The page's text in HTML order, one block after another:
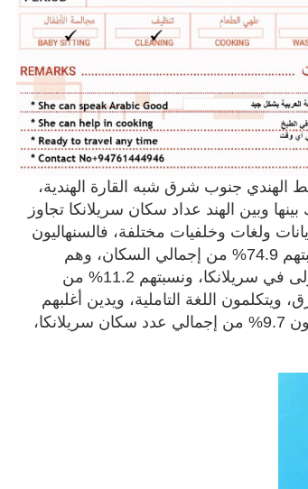
الهندي جنوب شرق شبه القارة الهندية،
بينها وبين الهند عداد سكان سريلانكا تجاوز
ولغات وخلفيات مختلفة، فالسنهاليون
يشكلون أكبر مجموعة من الشعوب التي تقطن سريلانكا، ونسبتهم 74.9% من إجمالي السكان، وهم
منتشرون في 25 محافظة، وأما التامليون فيشكلون الأقلية الأولى في سريلانكا، ونسبتهم 11.2% من
اللغة التاملية، ويدين أغلبهم
بالديانة الهندوسية، و10% منهم مسيحيون. أما المسلمون فيمثلون 9.7% من إجمالي عدد سكان سريلانكا،